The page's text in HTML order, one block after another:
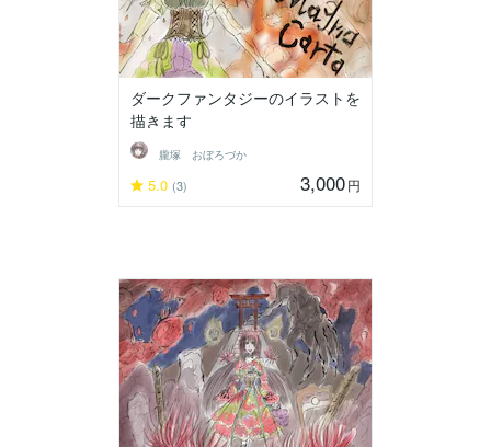
ダークファンタジーのイラストを
描きます
朧塚 おぼろづか
5.0 (3) 3,000円